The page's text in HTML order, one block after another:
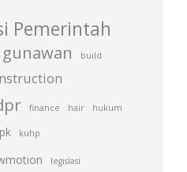
Pemerintah
build
finance hair hukum
kuhp
legislasi